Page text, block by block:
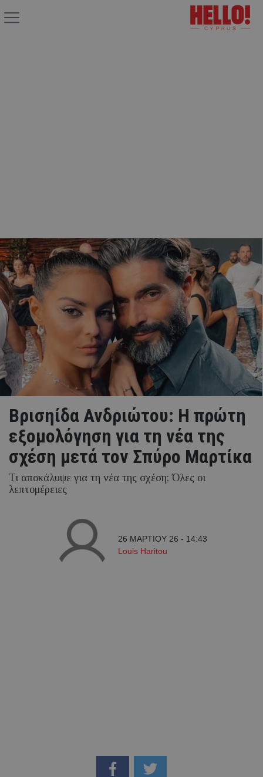
Βρισηίδα Ανδριώτου: Η πρώτη
εξομολόγηση για τη νέα της
σχέση μετά τον Σπύρο Μαρτίκα
Τι αποκάλυψε για τη νέα της σχέση; Όλες οι
λεπτομέρειες
26 ΜΑΡΤΙΟΥ 26 - 14:43
Louis Haritou